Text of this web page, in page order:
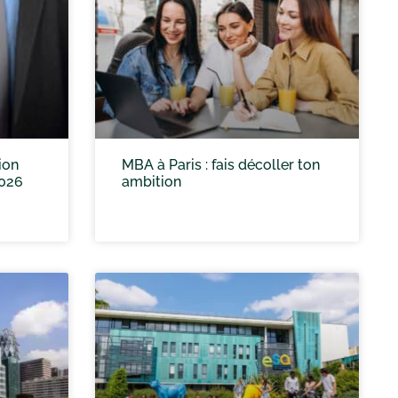
MBA à Paris : fais décoller ton
ambition